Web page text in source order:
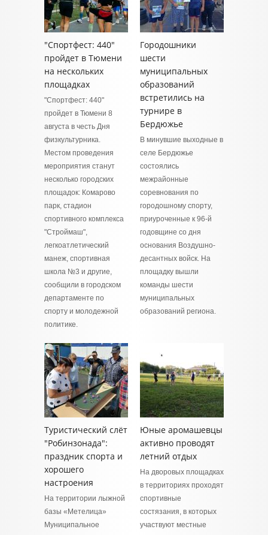
"Спортфест: 440"
пройдет в Тюмени
на нескольких
площадках
"Спортфест: 440"
пройдет в Тюмени 8
августа в честь Дня
физкультурника.
Местом проведения
мероприятия станут
несколько городских
площадок: Комарово
парк, стадион
спортивного комплекса
"Строймаш",
легкоатлетический
манеж, спортивная
школа №3 и другие,
сообщили в городском
департаменте по
спорту и молодежной
политике.
Городошники
шести
муниципальных
образований
встретились на
турнире в
Бердюжье
В минувшие выходные в
селе Бердюжье
состоялись
межрайонные
соревнования по
городошному спорту,
приуроченные к 96-й
годовщине со дня
основания Воздушно-
десантных войск. На
площадку вышли
команды шести
муниципальных
образований региона.
Туристический слёт
"Робинзонада":
праздник спорта и
хорошего
настроения
На территории лыжной
базы «Метелица»
Муниципальное
Юные аромашевцы
активно проводят
летний отдых
На дворовых площадках
в территориях проходят
спортивные
состязания, в которых
участвуют местные